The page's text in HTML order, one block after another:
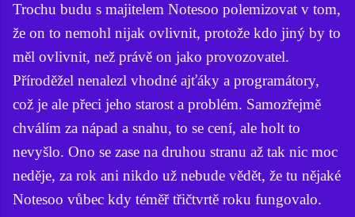
Trochu budu s majitelem Notesoo polemizovat v tom,
že on to nemohl nijak ovlivnit, protože kdo jiný by to
měl ovlivnit, než právě on jako provozovatel.
Příroděžel nenalezl vhodné ajťáky a programátory,
což je ale přeci jeho starost a problém. Samozřejmě
chválím za nápad a snahu, to se cení, ale holt to
nevyšlo. Ono se zase na druhou stranu až tak nic moc
neděje, za rok ani nikdo už nebude vědět, že tu nějaké
Notesoo vůbec kdy téměř třičtvrtě roku fungovalo.